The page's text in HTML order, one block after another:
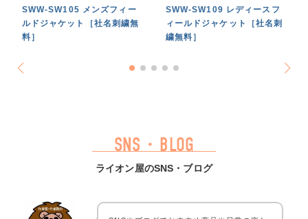
SWW-SW105 メンズフィー
ルドジャケット［社名刺繍無
料］
SWW-SW109 レディースフ
ィールドジャケット［社名刺
繍無料］
SNS・BLOG
ライオン屋のSNS・ブログ